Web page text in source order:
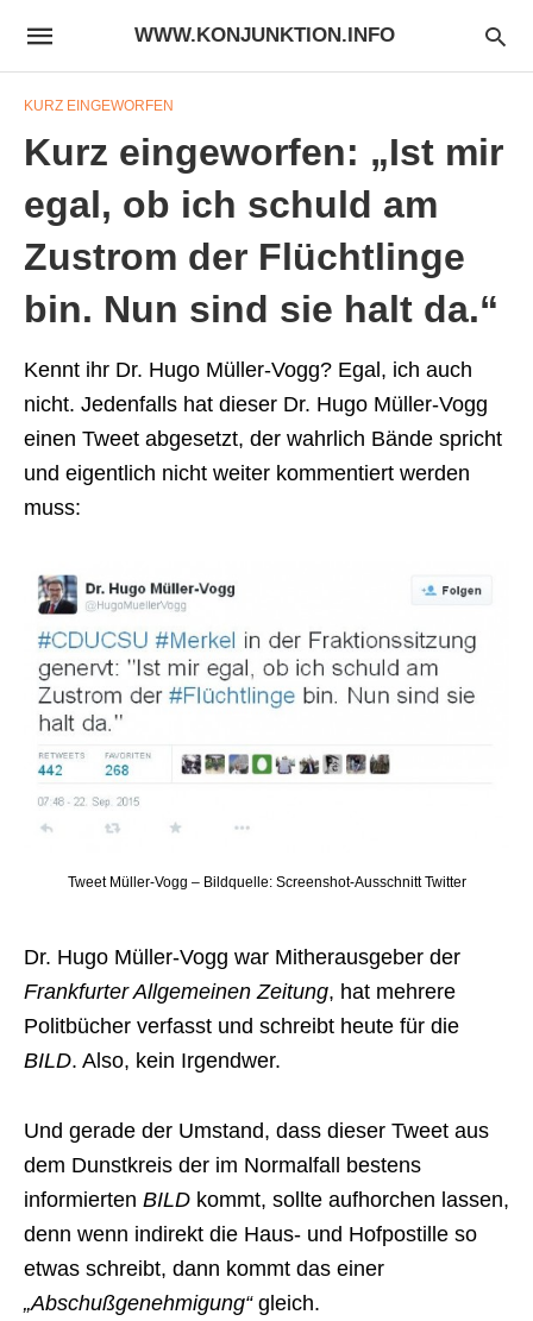
WWW.KONJUNKTION.INFO
KURZ EINGEWORFEN
Kurz eingeworfen: „Ist mir
egal, ob ich schuld am
Zustrom der Flüchtlinge
bin. Nun sind sie halt da.“
Kennt ihr Dr. Hugo Müller-Vogg? Egal, ich auch
nicht. Jedenfalls hat dieser Dr. Hugo Müller-Vogg
einen Tweet abgesetzt, der wahrlich Bände spricht
und eigentlich nicht weiter kommentiert werden
muss:
Tweet Müller-Vogg – Bildquelle: Screenshot-Ausschnitt Twitter
Dr. Hugo Müller-Vogg war Mitherausgeber der
Frankfurter Allgemeinen Zeitung, hat mehrere
Politbücher verfasst und schreibt heute für die
BILD. Also, kein Irgendwer.
Und gerade der Umstand, dass dieser Tweet aus
dem Dunstkreis der im Normalfall bestens
informierten BILD kommt, sollte aufhorchen lassen,
denn wenn indirekt die Haus- und Hofpostille so
etwas schreibt, dann kommt das einer
„Abschußgenehmigung“gleich.